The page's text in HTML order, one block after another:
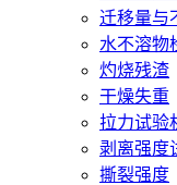
迁移量与
水不溶物
灼烧残渣
干燥失重
拉力试验
剥离强度
撕裂强度